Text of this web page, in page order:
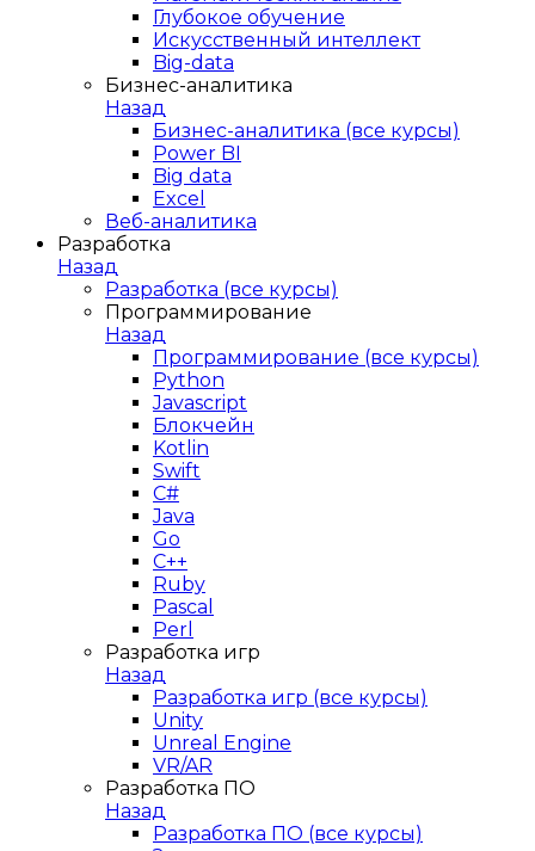
Глубокое обучение
Искусственный интеллект
Big-data
Бизнес-аналитика
Назад
Бизнес-аналитика (все курсы)
Power BI
Big data
Excel
Веб-аналитика
Разработка
Назад
Разработка (все курсы)
Программирование
Назад
Программирование (все курсы)
Python
Javascript
Блокчейн
Kotlin
Swift
C#
Java
Go
C++
Ruby
Pascal
Perl
Разработка игр
Назад
Разработка игр (все курсы)
Unity
Unreal Engine
VR/AR
Разработка ПО
Назад
Разработка ПО (все курсы)